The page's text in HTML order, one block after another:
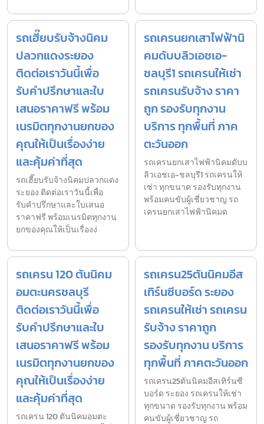
รถเฮี๊ยบรับจ้างนิคม
ปลวกแดงระยอง
ติดต่อเราวันนี้เพื่อ
รับคำปรึกษาและใบ
เสนอราคาฟรี พร้อม
เนรมิตทุกงานยกของ
คุณให้เป็นเรื่องง่าย
และคุ้มค่าที่สุด
รถเฮี๊ยบรับจ้างนิคมปลวกแดง
ระยอง ติดต่อเราวันนี้เพื่อ
รับคำปรึกษาและใบเสนอ
ราคาฟรี พร้อมเนรมิตทุกงาน
ยกของคุณให้เป็นเรื่องง่
รถเครนยกเสาไฟฟ้านิ
คมดับบลิวเอชเอ-
ชลบุรี1 รถเครนให้เช่า
รถเครนรับจ้าง ราคา
ถูก รองรับทุกงาน
บริการ ทุกพื้นที่ ภาค
ตะวันออก
รถเครนยกเสาไฟฟ้านิคมดับบ
ลิวเอชเอ-ชลบุรี1 รถเครนให้
เช่า ทุกขนาด รองรับทุกงาน
พร้อมคนขับผู้เชี่ยวชาญ รถ
เครนยกเสาไฟฟ้านิคมด
รถเครน 120 ตันนิคม
อมตะนครชลบุรี
ติดต่อเราวันนี้เพื่อ
รับคำปรึกษาและใบ
เสนอราคาฟรี พร้อม
เนรมิตทุกงานยกของ
คุณให้เป็นเรื่องง่าย
และคุ้มค่าที่สุด
รถเครน 120 ตันนิคมอมตะ
รถเครน25ตันนิคมอีส
เทิร์นซีบอร์ด ระยอง
รถเครนให้เช่า รถเครน
รับจ้าง ราคาถูก
รองรับทุกงาน บริการ
ทุกพื้นที่ ภาคตะวันออก
รถเครน25ตันนิคมอีสเทิร์นซี
บอร์ด ระยอง รถเครนให้เช่า
ทุกขนาด รองรับทุกงาน พร้อม
คนขับผู้เชี่ยวชาญ รถ